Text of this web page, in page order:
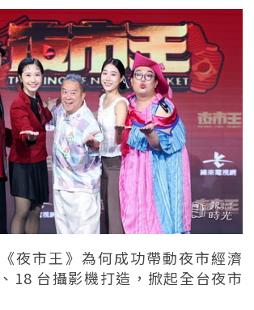
夜市王》為何成功帶動夜市經濟
18 台攝影機打造，掀起全台夜市